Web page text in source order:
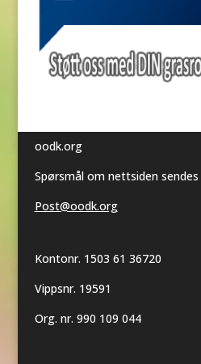
oodk.org
Spørsmål om nettsiden
Post@oodk.org
Kontonr. 1503 61 36720
Vippsnr. 19591
Org. nr. 990 109 044